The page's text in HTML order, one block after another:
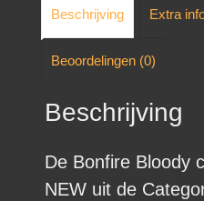
Beschrijving Extra
Beoordelingen (0)
Beschrijving
De Bonfire Bloody
NEW uit de